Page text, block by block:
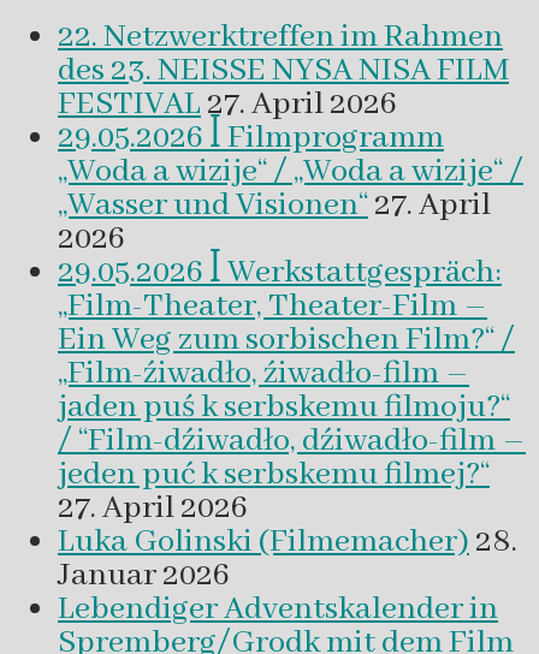
22. Netzwerktreffen im Rahmen
des 23. NEISSE NYSA NISA FILM
FESTIVAL27. April 2026
29.05.2026 ꟾ Filmprogramm
„Woda a wizije“ / „Woda a wizije“ /
„Wasser und Visionen“27. April
2026
29.05.2026 ꟾ Werkstattgespräch:
„Film-Theater, Theater-Film –
Ein Weg zum sorbischen Film?“ /
„Film-źiwadło, źiwadło-film –
jaden puś k serbskemu filmoju?“
/ “Film-dźiwadło, dźiwadło-film –
jeden puć k serbskemu filmej?“
27. April 2026
Luka Golinski (Filmemacher)28.
Januar 2026
Lebendiger Adventskalender in
Spremberg/Grodk mit dem Film